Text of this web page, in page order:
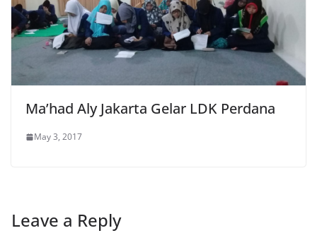
Ma’had Aly Jakarta Gelar LDK Perdana
May 3, 2017
Leave a Reply